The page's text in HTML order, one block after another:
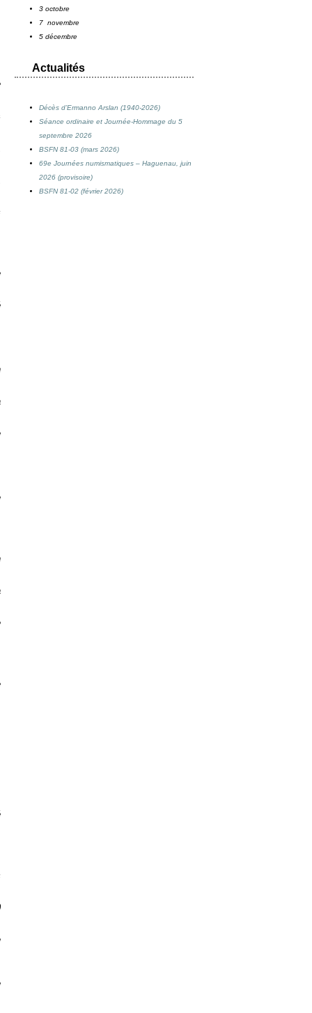
3 octobre
7 novembre
5 décembre
Actualités
Décès d’Ermanno Arslan (1940-2026)
Séance ordinaire et Journée-Hommage du 5
septembre 2026
BSFN 81-03 (mars 2026)
69e Journées numismatiques – Haguenau, juin
2026 (provisoire)
BSFN 81-02 (février 2026)